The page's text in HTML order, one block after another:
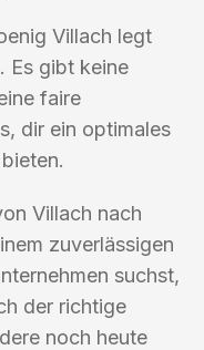
Villach legt
Es gibt keine
faire
dir ein optimales
Villach nach
zuverlässigen
suchst,
der richtige
noch heute